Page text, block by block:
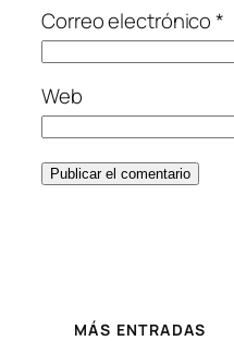
Correo electrónico*
Web
MÁS ENTRADAS